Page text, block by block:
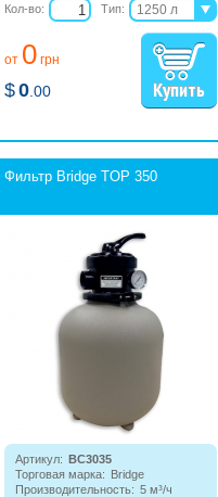
от 0 грн
$0 .00
Кол-во: Тип:
1250 л
2006 л
3785 л
5678 л
Фильтр Bridge TOP 350
Артикул: BC3035
Торговая марка: Bridge
Производительность: 5 м³/ч